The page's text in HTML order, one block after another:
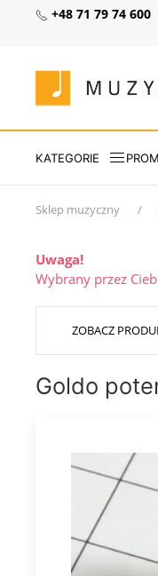
+48 71 79 74 600
KATEGORIE
Sklep muzyczny
Uwaga!
Wybrany przez
ZOBACZ
Goldo